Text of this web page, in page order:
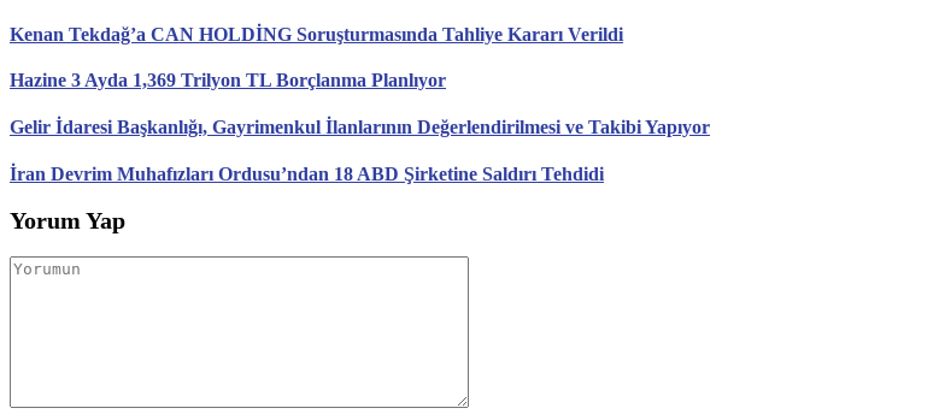
Kenan Tekdağ’a CAN HOLDİNG Soruşturmasında Tahliye Kararı Verildi
Hazine 3 Ayda 1,369 Trilyon TL Borçlanma Planlıyor
Gelir İdaresi Başkanlığı, Gayrimenkul İlanlarının Değerlendirilmesi ve Takibi Yapıyor
İran Devrim Muhafızları Ordusu’ndan 18 ABD Şirketine Saldırı Tehdidi
Yorum Yap